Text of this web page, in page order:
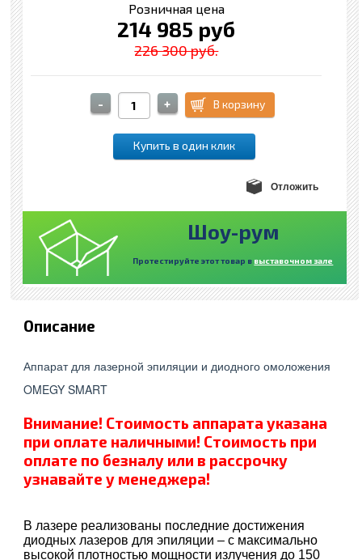
Розничная цена
214 985 руб
226 300 руб.
Отложить
Шоу-рум
Протестируйте этот товар в выставочном зале
Описание
Аппарат для лазерной эпиляции и диодного омоложения
OMEGY SMART
Внимание! Стоимость аппарата указана
при оплате наличными! Стоимость при
оплате по безналу или в рассрочку
узнавайте у менеджера!
В лазере реализованы последние достижения
диодных лазеров для эпиляции – с максимально
высокой плотностью мощности излучения до 150